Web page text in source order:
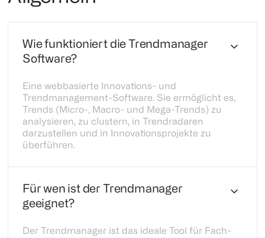
Wie funktioniert die Trendmanager
Software?
Eine webbasierte Innovations- und
Trendmanagement-Software. Sie ermöglicht es,
Trends (Micro-, Macro- und Mega-Trends) zu
analysieren, zu clustern, in Trendradaren
darzustellen und in Innovationsprojekte zu
überführen.
Für wen ist der Trendmanager
geeignet?
Der Trendmanager ist das ideale Tool für Fach-